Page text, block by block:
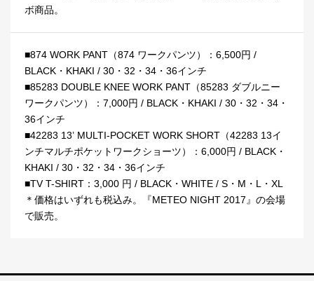
ボ商品。
■874 WORK PANT（874 ワークパンツ）：6,500円 /
BLACK・KHAKI / 30・32・34・36インチ
■85283 DOUBLE KNEE WORK PANT（85283 ダブルニー
ワークパンツ）：7,000円 / BLACK・KHAKI / 30・32・34・
36インチ
■42283 13’ MULTI-POCKET WORK SHORT（42283 13イ
ンチマルチポケットワークショーツ）：6,000円 / BLACK・
KHAKI / 30・32・34・36インチ
■TV T-SHIRT：3,000 円 / BLACK・WHITE / S・M・L・XL
＊価格はいずれも税込み。『METEO NIGHT 2017』の会場
で販売。